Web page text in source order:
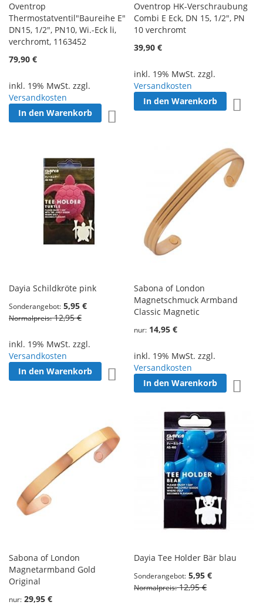
Oventrop
Thermostatventil"Baureihe E"
DN15, 1/2", PN10, Wi.-Eck li,
verchromt, 1163452
79,90 €
inkl. 19% MwSt. zzgl.
Versandkosten
In den Warenkorb
Oventrop HK-Verschraubung
Combi E Eck, DN 15, 1/2", PN
10 verchromt
39,90 €
inkl. 19% MwSt. zzgl.
Versandkosten
In den Warenkorb
Dayia Schildkröte pink
Sonderangebot 5,95 €
Normalpreis 12,95 €
inkl. 19% MwSt. zzgl.
Versandkosten
In den Warenkorb
Zur Wunschliste hinzufügen
Sabona of London
Magnetschmuck Armband
Classic Magnetic
nur 14,95 €
inkl. 19% MwSt. zzgl.
Versandkosten
In den Warenkorb
Sabona of London
Magnetarmband Gold
Original
nur 29,95 €
Dayia Tee Holder Bär blau
Sonderangebot 5,95 €
Normalpreis 12,95 €